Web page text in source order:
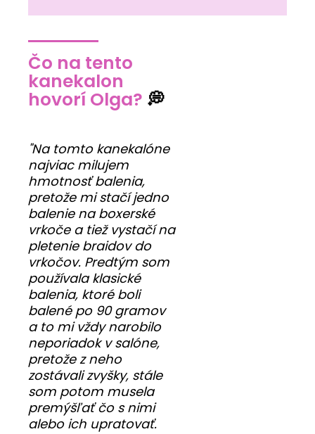
Čo na tento
kanekalon
hovorí Olga? 💭
"Na tomto kanekalóne
najviac milujem
hmotnosť balenia,
pretože mi stačí jedno
balenie na boxerské
vrkoče a tiež vystačí na
pletenie braidov do
vrkočov. Predtým som
používala klasické
balenia, ktoré boli
balené po 90 gramov
a to mi vždy narobilo
neporiadok v salóne,
pretože z neho
zostávali zvyšky, stále
som potom musela
premýšľať čo s nimi
alebo ich upratovať.